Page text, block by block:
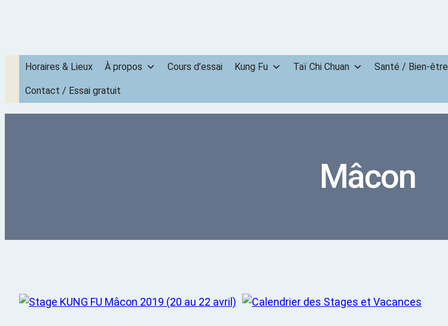
Horaires & Lieux À propos Cours d’essai Kung Fu Taï Chi Chuan Santé / Bien-être
Contact / Essai gratuit
Mâcon